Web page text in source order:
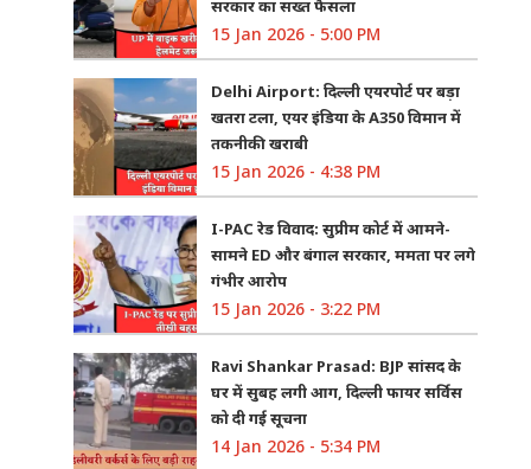
सरकार का सख्त फैसला
15 Jan 2026 - 5:00 PM
Delhi Airport: दिल्ली एयरपोर्ट पर बड़ा
खतरा टला, एयर इंडिया के A350 विमान में
तकनीकी खराबी
15 Jan 2026 - 4:38 PM
I-PAC रेड विवाद: सुप्रीम कोर्ट में आमने-
सामने ED और बंगाल सरकार, ममता पर लगे
गंभीर आरोप
15 Jan 2026 - 3:22 PM
Ravi Shankar Prasad: BJP सांसद के
घर में सुबह लगी आग, दिल्ली फायर सर्विस
को दी गई सूचना
14 Jan 2026 - 5:34 PM